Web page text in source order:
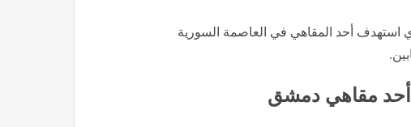
استهدف أحد المقاهي في العاصمة السورية
أحد مقاهي دمشق